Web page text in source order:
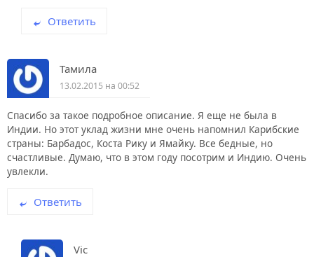
Ответить
Тамила
13.02.2015 на 00:52
Cпасибо за такое подробное описание. Я еще не была в
Индии. Но этот уклад жизни мне очень напомнил Карибские
страны: Барбадос, Коста Рику и Ямайку. Все бедные, но
счастливые. Думаю, что в этом году посотрим и Индию. Очень
увлекли.
Ответить
Vic